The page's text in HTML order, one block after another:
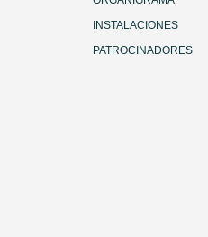
INSTALACIONES
PATROCINADORES